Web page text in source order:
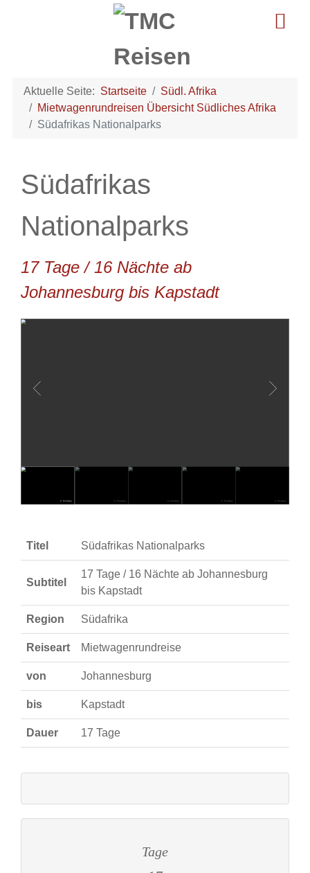
Aktuelle Seite: Startseite
Südl. Afrika
Mietwagenrundreisen Übersicht Südliches Afrika
Südafrikas Nationalparks
Südafrikas
Nationalparks
17 Tage / 16 Nächte ab
Johannesburg bis Kapstadt
© Pixabay © Pixabay © Pixabay © Pixabay © Pixabay
Titel Südafrikas Nationalparks
Subtitel
17 Tage / 16 Nächte ab Johannesburg
bis Kapstadt
Region Südafrika
Reiseart Mietwagenrundreise
von Johannesburg
bis Kapstadt
Dauer 17 Tage
Tage